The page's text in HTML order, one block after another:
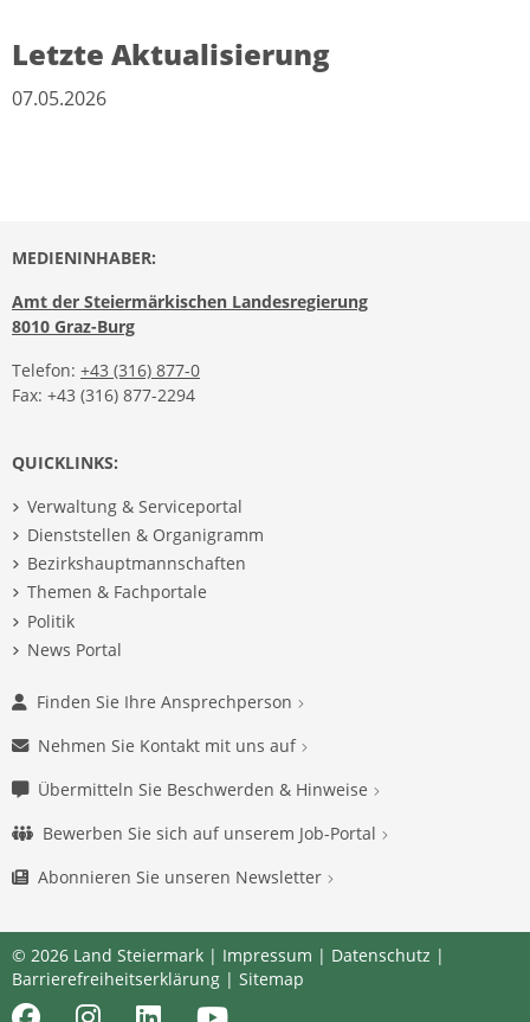
Letzte Aktualisierung
07.05.2026
MEDIENINHABER:
Amt der Steiermärkischen Landesregierung
8010 Graz-Burg
Telefon: +43 (316) 877-0
Fax: +43 (316) 877-2294
QUICKLINKS:
Verwaltung & Serviceportal
Dienststellen & Organigramm
Bezirkshauptmannschaften
Themen & Fachportale
Politik
News Portal
Finden Sie Ihre Ansprechperson
Nehmen Sie Kontakt mit uns auf
Übermitteln Sie Beschwerden & Hinweise
Bewerben Sie sich auf unserem Job-Portal
Abonnieren Sie unseren Newsletter
© 2026 Land Steiermark | Impressum | Datenschutz |
Barrierefreiheitserklärung | Sitemap
FacebookInstagramLinkedInYoutube